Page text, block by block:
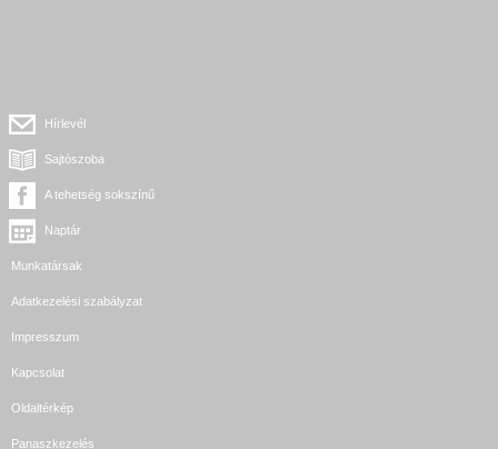
Hírlevél
Sajtószoba
A tehetség sokszínű
Naptár
Munkatársak
Adatkezelési szabályzat
Impresszum
Kapcsolat
Oldaltérkép
Panaszkezelés